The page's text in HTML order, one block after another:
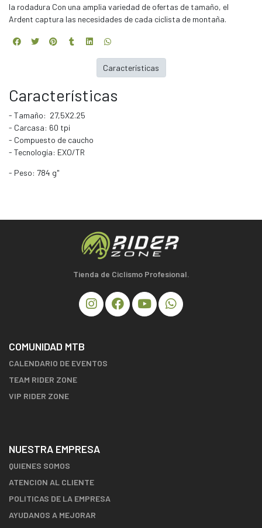
la rodadura Con una amplia variedad de ofertas de tamaño, el
Ardent captura las necesidades de cada ciclista de montaña.
Características
- Tamaño: 27,5X2.25
- Carcasa: 60 tpi
- Compuesto de caucho
- Tecnología: EXO/TR
- Peso: 784 g"
Características
Tienda de Ciclismo Profesional.
COMUNIDAD MTB
CALENDARIO DE EVENTOS
TEAM RIDER ZONE
VIP RIDER ZONE
NUESTRA EMPRESA
QUIENES SOMOS
ATENCION AL CLIENTE
POLITICAS DE LA EMPRESA
AYUDANOS A MEJORAR